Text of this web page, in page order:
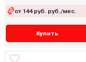
от 144 руб. руб./мес.
Купить